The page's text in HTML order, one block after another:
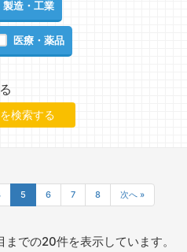
製造・工業
医療・薬品
5 6 7 8 次へ »
での20件を表示しています。